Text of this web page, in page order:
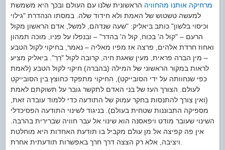
מרחיקה אותנו מהחוויה הראשונית שלנו עם העולם ובכך היא משמשת
למעשה טשטוש של האמת ולא חידוד שלה. במסתו הנהדרת "גילוי
וכיסוי בלשון" כותב ביאליק: "שעה שנדהם, למשל, אדם הראשון מקול
הרעם – "קול ה' בכוח, קול ה' בהדר" – ובנפלו על פניו, מוכה תמהון
ואחוז חרדת אלהים, פרצה אז מפיו מאליה – נאמר, בחיקוי לקול הטבע
– מין הברה פראית, מעין שאגת חיה, קרובה לקול "רְרְ". ביאליק מציע
לראות במקור הראשוני של המילה (בהברה) חיקוי לקול הטבע (לאמת
כפי שנחוותה על ידי הסובייקט), החיקוי מתפקד כחוצץ בין הסובייקט
לעולם. הצורך העז של בני האדם לתקשר גובר על תשוקתם לאמת
(ואין צורך להתנסות בחקר עמוק של התודעה כדי ללמוד עובדה זאת,
מספיקה התבוננות שטחית בעולם). בניגוד לשינוי התודעה הפסיכדלי
השינוי שעובר מודט ויפאסנה הוא שינוי אל עבר חוויה שברירית בהרבה.
אין פה קפיצה אל מן עולם מקביל בו תודעת האחדות היא מוחלטת